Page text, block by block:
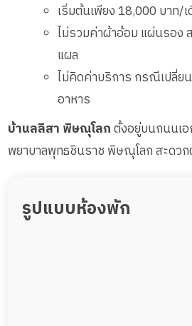
เริ่มต้นเพียง 18,000 บาท/
ไม่รวมค่าผ้าอ้อม แผ่นรอง
แผล
ไม่คิดค่าบริการ กรณีเปลี่ย
อาหาร
บ้านลลิสา พิษณุโลกตั้งอยู่บนถนนเอ
พยาบาลพุทธชินราช พิษณุโลก สะดวก
รูปแบบห้องพัก